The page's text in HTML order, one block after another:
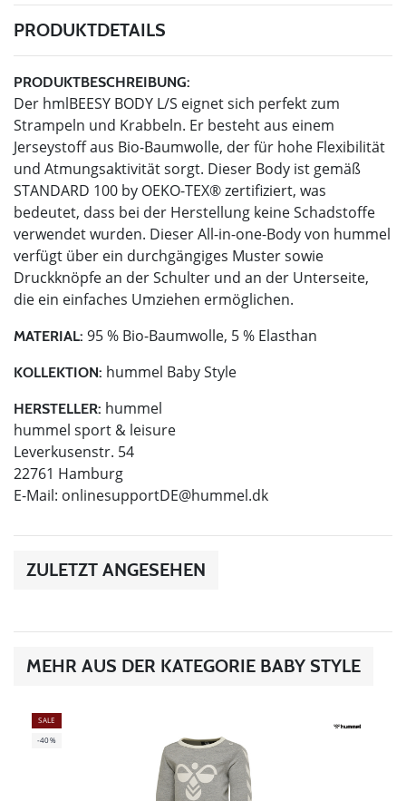
PRODUKTDETAILS
PRODUKTBESCHREIBUNG:
Der hmlBEESY BODY L/S eignet sich perfekt zum
Strampeln und Krabbeln. Er besteht aus einem
Jerseystoff aus Bio-Baumwolle, der für hohe Flexibilität
und Atmungsaktivität sorgt. Dieser Body ist gemäß
STANDARD 100 by OEKO-TEX® zertifiziert, was
bedeutet, dass bei der Herstellung keine Schadstoffe
verwendet wurden. Dieser All-in-one-Body von hummel
verfügt über ein durchgängiges Muster sowie
Druckknöpfe an der Schulter und an der Unterseite,
die ein einfaches Umziehen ermöglichen.
MATERIAL: 95 % Bio-Baumwolle, 5 % Elasthan
KOLLEKTION: hummel Baby Style
HERSTELLER: hummel
hummel sport & leisure
Leverkusenstr. 54
22761 Hamburg
E-Mail: onlinesupportDE@hummel.dk
ZULETZT ANGESEHEN
MEHR AUS DER KATEGORIE BABY STYLE
SALE
-40%